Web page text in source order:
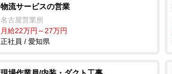
物流サービスの営業
名古屋営業所
月給22万円～27万円
正社員 / 愛知県